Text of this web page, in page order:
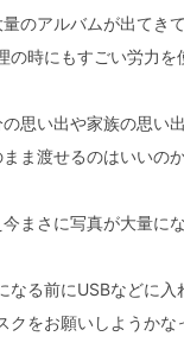
量のアルバムが出てき
の時にもすごい労力を
の思い出や家族の思い
まま渡せるのはいいの
まさに写真が大量に
なる前にUSBなどに入
クをお願いしようかな